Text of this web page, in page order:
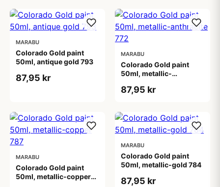
MARABU
Colorado Gold paint
50ml, antique gold 793
87,95 kr
MARABU
Colorado Gold paint
50ml, metallic-
87,95 kr
MARABU
Colorado Gold paint
50ml, metallic-copper
MARABU
Colorado Gold paint
50ml, metallic-gold 784
87,95 kr